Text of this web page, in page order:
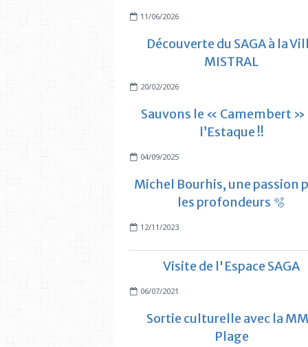
11/06/2026
Découverte du SAGA à la
MISTRAL
20/02/2026
Sauvons le « Camembert »
l’Estaque !!
04/09/2025
Michel Bourhis, une passion
les profondeurs 🫧
12/11/2023
Visite de l'Espace SAGA
06/07/2021
Sortie culturelle avec la
Plage